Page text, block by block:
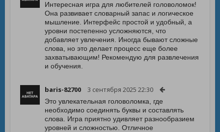
Интересная игра для любителей головоломок!
Она развивает словарный запас и логическое
мышление. Интерфейс простой и удобный, а
уровни постепенно усложняются, что
добавляет увлечения. Иногда бывают сложные
слова, но это делает процесс еще более
захватывающим! Рекомендую для развлечения
и обучения.
baris-82700 3 сентября 2025 22:30
Это увлекательная головоломка, где
необходимо соединять буквы и составлять
слова. Игра приятно удивляет разнообразием
уровней и сложностью. Отличное